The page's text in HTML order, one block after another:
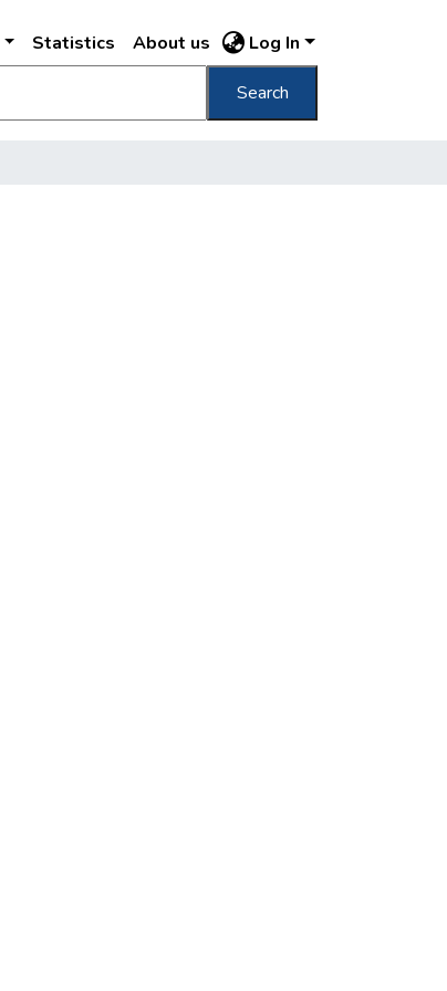
Statistics About us Log In
Search